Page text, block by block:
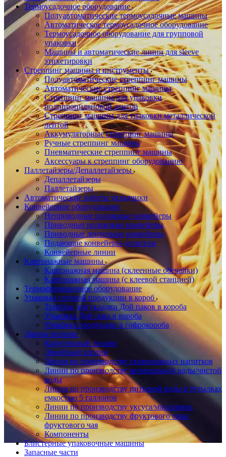
Термоусадочное оборудование
Полуавтоматические термоусадочные машины
Автоматическое термоусадочное оборудование
Термоусадочное оборудование для групповой
упаковки
Машины и автоматические линии для sleeve
этикетировки
Стреппинг машины и инструменты
Полуавтоматические стреппинг машины
Автоматические стреппинг машины
Стреппинг машины для упаковки
полипропиленовой лентой
Стреппинг машины для упаковки металлической
лентой
Аккумуляторные стреппинг машины
Ручные стреппинг машины
Пневматические стреппинг машины
Аксессуары к стреппинг оборудованию
Паллетайзеры/Депаллетайзеры
Депаллетайзеры
Паллетайзеры
Автоматические роботы укладчики
Конвейерное оборудование
Неприводные роликовые конвейеры
Приводные роликовые конвейеры
Приводные ленточные конвейеры
Подающие конвейеры-делители
Конвейерные линии
Картонажные машины
Картонажная машина (склеенные обечайки)
Картонажная машина (с клеевой станцией)
Термоформовочное оборудование
Упаковка готовой продукции в короб
Триблок для укладки Дой паков в короба
Упаковка Дой пака в короба
Упаковка продукции в гофрокороба
Линии розлива
Карусельный розлив
Линейный розлив
Линии по производству газированных напитков
Линии по производству минеральной воды/чистой
воды
Линии по производству питьевой воды в бутылках
емкостью 5 галлонов
Линии по производству уксуса/масла/вина
Линии по производству фруктового сока/
фруктового чая
Компоненты
Блистерные упаковочные машины
Запасные части